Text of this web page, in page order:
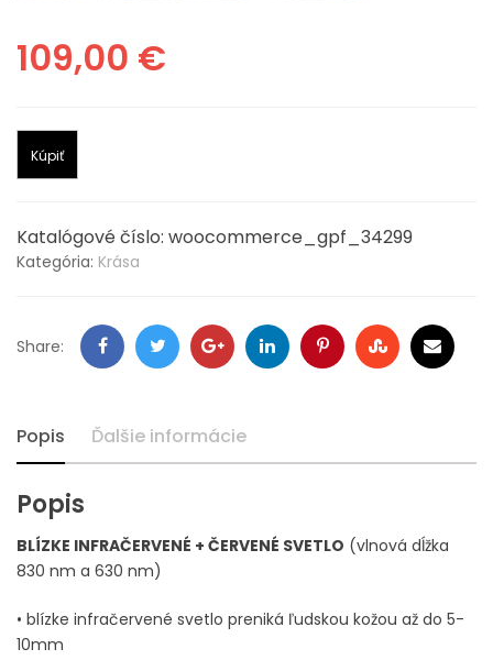
109,00 €
Kúpiť
Katalógové číslo: woocommerce_gpf_34299
Kategória: Krása
Share: FacebookTwitter GoogleLinkedInPinterestStumbleupon
Email
Popis Ďalšie informácie
Popis
BLÍZKE INFRAČERVENÉ + ČERVENÉ SVETLO (vlnová dĺžka
830 nm a 630 nm)
• blízke infračervené svetlo preniká ľudskou kožou až do 5-
10mm